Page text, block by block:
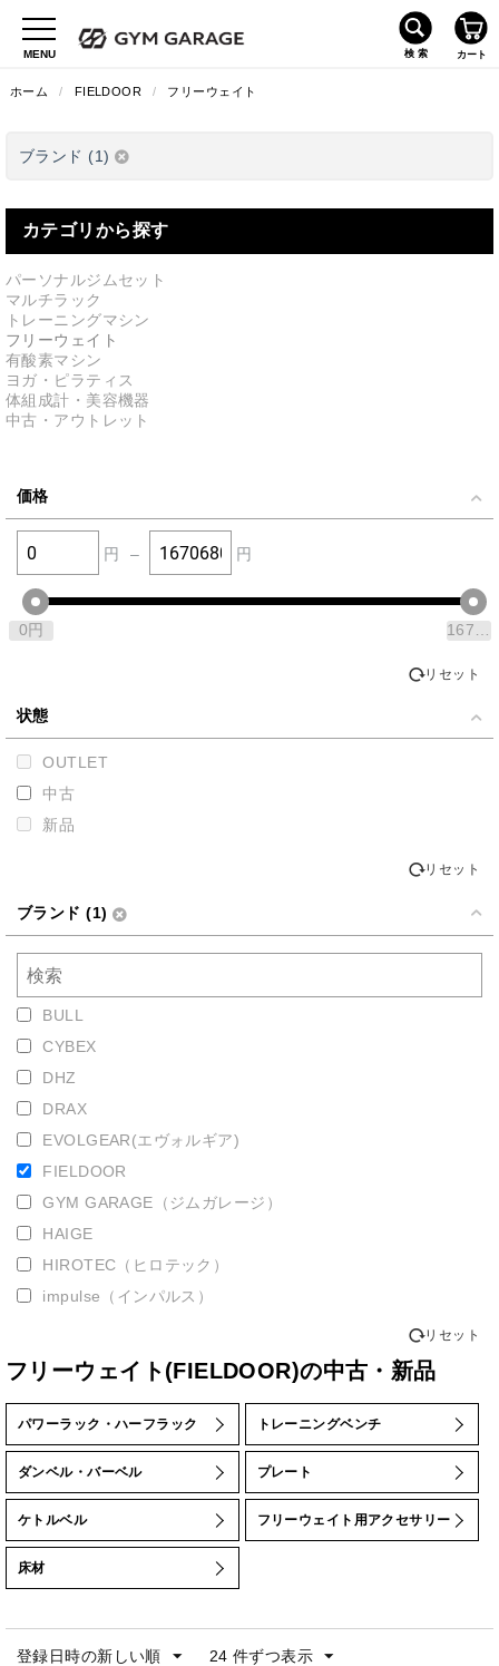
ホーム / FIELDOOR / フリーウェイト
ブランド (1)
カテゴリから探す
パーソナルジムセット
マルチラック
トレーニングマシン
フリーウェイト
有酸素マシン
ヨガ・ピラティス
体組成計・美容機器
中古・アウトレット
価格
円 – 円
0円 1670680
リセット
状態
OUTLET
中古
新品
リセット
ブランド (1)
BULL
CYBEX
DHZ
DRAX
EVOLGEAR(エヴォルギア)
FIELDOOR
GYM GARAGE（ジムガレージ）
HAIGE
HIROTEC（ヒロテック）
impulse（インパルス）
IVANKO
LEXCO（レクスコ）
LIVEPRO（ライブプロ）
MATRIX（マトリックス）
NURBS（ナーブス）
ONI
POWER BLOCK
リセット
フリーウェイト(FIELDOOR)の中古・新品
パワーラック・ハーフラック トレーニングベンチ
ダンベル・バーベル プレート
ケトルベル フリーウェイト用アクセサリー
床材
登録日時の新しい順 24 件ずつ表示